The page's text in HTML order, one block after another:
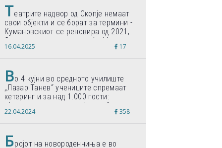
Театрите надвор од Скопје немаат
свои објекти и се борат за термини -
Кумановскиот се реновира од 2021,
Струмичкиот се гради веќе 11 години
16.04.2025 17
Во 4 кујни во средното училиште
„Лазар Танев“ учениците спремаат
кетеринг и за над 1.000 гости:
„Формиравме компанија и работиме
по светски стандарди“
22.04.2024 358
Бројот на новороденчиња е во